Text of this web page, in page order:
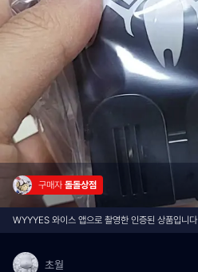
구매자 돌돌상점
WYYYES 와이스 앱으로 촬영한 인증된 상품입니다
초월